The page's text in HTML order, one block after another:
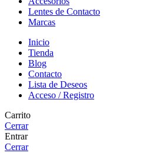
Lentes de Contacto
Marcas
Inicio
Tienda
Blog
Contacto
Lista de Deseos
Acceso / Registro
Carrito
Cerrar
Entrar
Cerrar